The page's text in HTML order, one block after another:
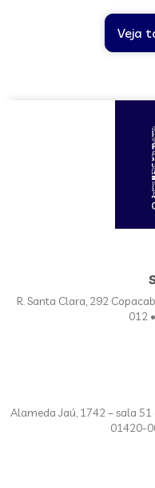
Veja
R. Santa Clara, 292
012
Alameda Jaú, 1742 – sala 51
01420-